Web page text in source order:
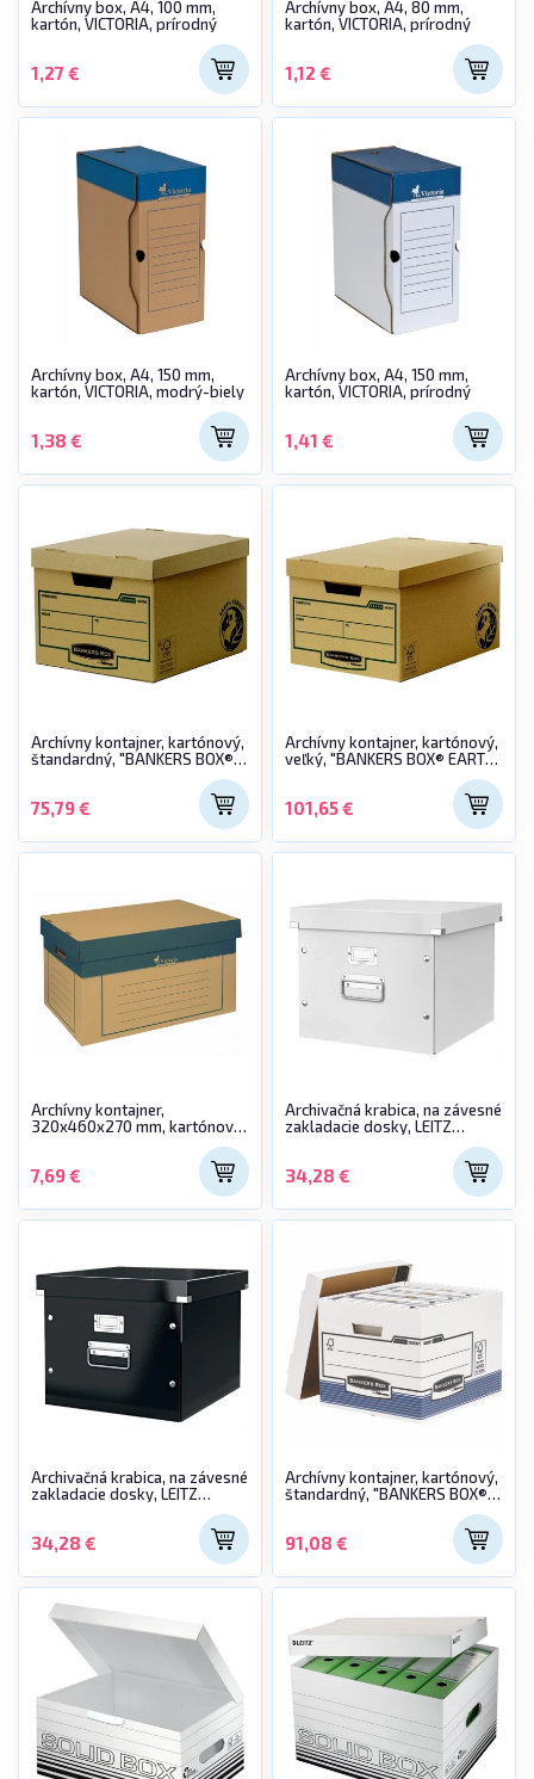
Archívny box, A4, 100 mm,
kartón, VICTORIA, prírodný
1,27 €
Archívny box, A4, 80 mm,
kartón, VICTORIA, prírodný
1,12 €
Archívny box, A4, 150 mm,
kartón, VICTORIA, modrý-biely
1,38 €
Archívny box, A4, 150 mm,
kartón, VICTORIA, prírodný
1,41 €
Archívny kontajner, kartónový,
štandardný, "BANKERS BOX®
EARTH SERIES by FELLOWES®"
75,79 €
Archívny kontajner, kartónový,
veľký, "BANKERS BOX® EARTH
101,65 €
Archívny kontajner,
320x460x270 mm, kartónový,
7,69 €
Archivačná krabica, na závesné
zakladacie dosky, LEITZ
34,28 €
Archivačná krabica, na závesné
zakladacie dosky, LEITZ
34,28 €
Archívny kontajner, kartónový,
štandardný, "BANKERS BOX®
91,08 €